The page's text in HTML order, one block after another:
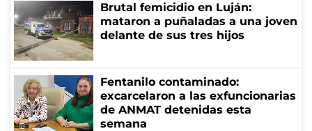
Brutal femicidio en Luján:
mataron a puñaladas a una joven
delante de sus tres hijos
Fentanilo contaminado:
excarcelaron a las exfuncionarias
de ANMAT detenidas esta
semana